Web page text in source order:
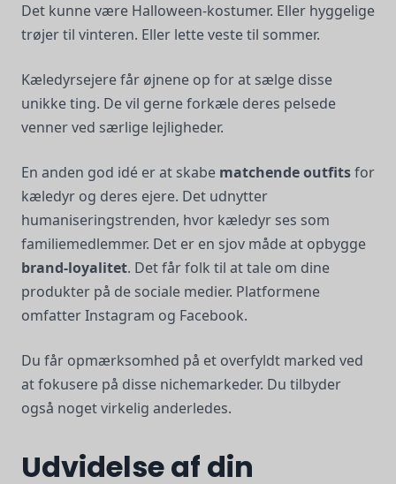
Det kunne være Halloween-kostumer. Eller hyggelige
trøjer til vinteren. Eller lette veste til sommer.
Kæledyrsejere får øjnene op for at sælge disse
unikke ting. De vil gerne forkæle deres pelsede
venner ved særlige lejligheder.
En anden god idé er at skabe matchende outfitsfor
kæledyr og deres ejere. Det udnytter
humaniseringstrenden, hvor kæledyr ses som
familiemedlemmer. Det er en sjov måde at opbygge
brand-loyalitet. Det får folk til at tale om dine
produkter på de sociale medier. Platformene
omfatter Instagram og Facebook.
Du får opmærksomhed på et overfyldt marked ved
at fokusere på disse nichemarkeder. Du tilbyder
også noget virkelig anderledes.
Udvidelse af din